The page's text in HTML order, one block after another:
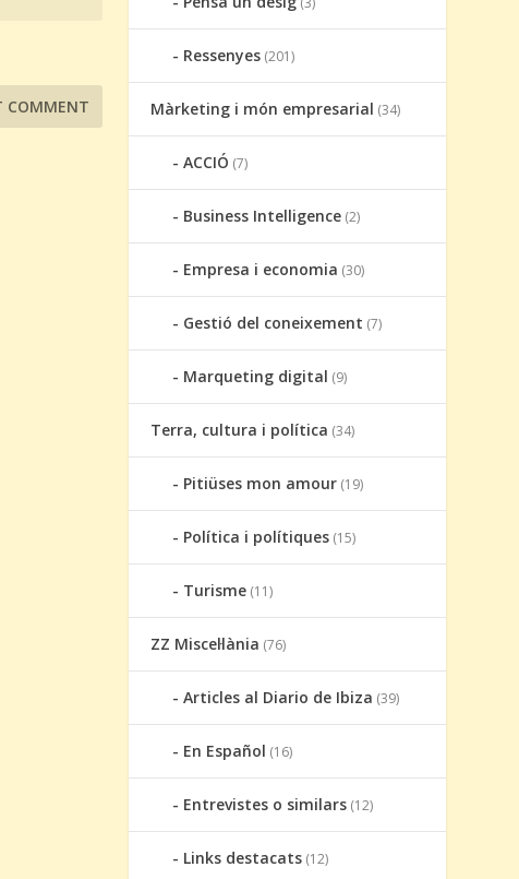
Ressenyes (201)
Màrketing i món empresarial (34)
ACCIÓ (7)
Business Intelligence (2)
Empresa i economia (30)
Gestió del coneixement (7)
Marqueting digital (9)
Terra, cultura i política (34)
Pitiüses mon amour (19)
Política i polítiques (15)
Turisme (11)
ZZ Miscel·lània (76)
Articles al Diario de Ibiza (39)
En Español (16)
Entrevistes o similars (12)
Links destacats (12)